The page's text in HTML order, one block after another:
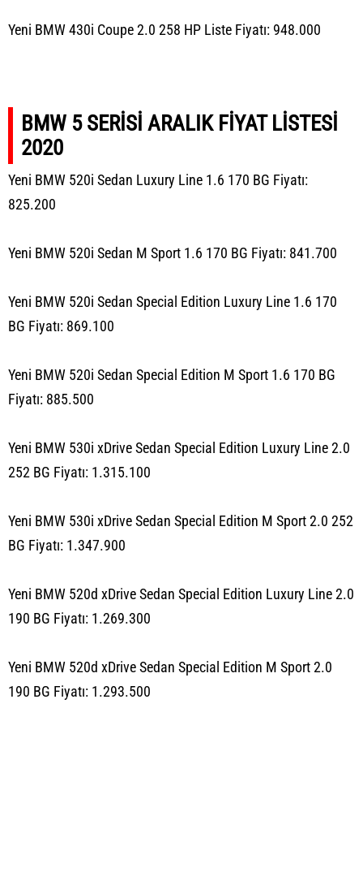
Yeni BMW 430i Coupe 2.0 258 HP Liste Fiyatı: 948.000
BMW 5 SERİSİ ARALIK FİYAT LİSTESİ
2020
Yeni BMW 520i Sedan Luxury Line 1.6 170 BG Fiyatı:
825.200
Yeni BMW 520i Sedan M Sport 1.6 170 BG Fiyatı: 841.700
Yeni BMW 520i Sedan Special Edition Luxury Line 1.6 170
BG Fiyatı: 869.100
Yeni BMW 520i Sedan Special Edition M Sport 1.6 170 BG
Fiyatı: 885.500
Yeni BMW 530i xDrive Sedan Special Edition Luxury Line 2.0
252 BG Fiyatı: 1.315.100
Yeni BMW 530i xDrive Sedan Special Edition M Sport 2.0 252
BG Fiyatı: 1.347.900
Yeni BMW 520d xDrive Sedan Special Edition Luxury Line 2.0
190 BG Fiyatı: 1.269.300
Yeni BMW 520d xDrive Sedan Special Edition M Sport 2.0
190 BG Fiyatı: 1.293.500